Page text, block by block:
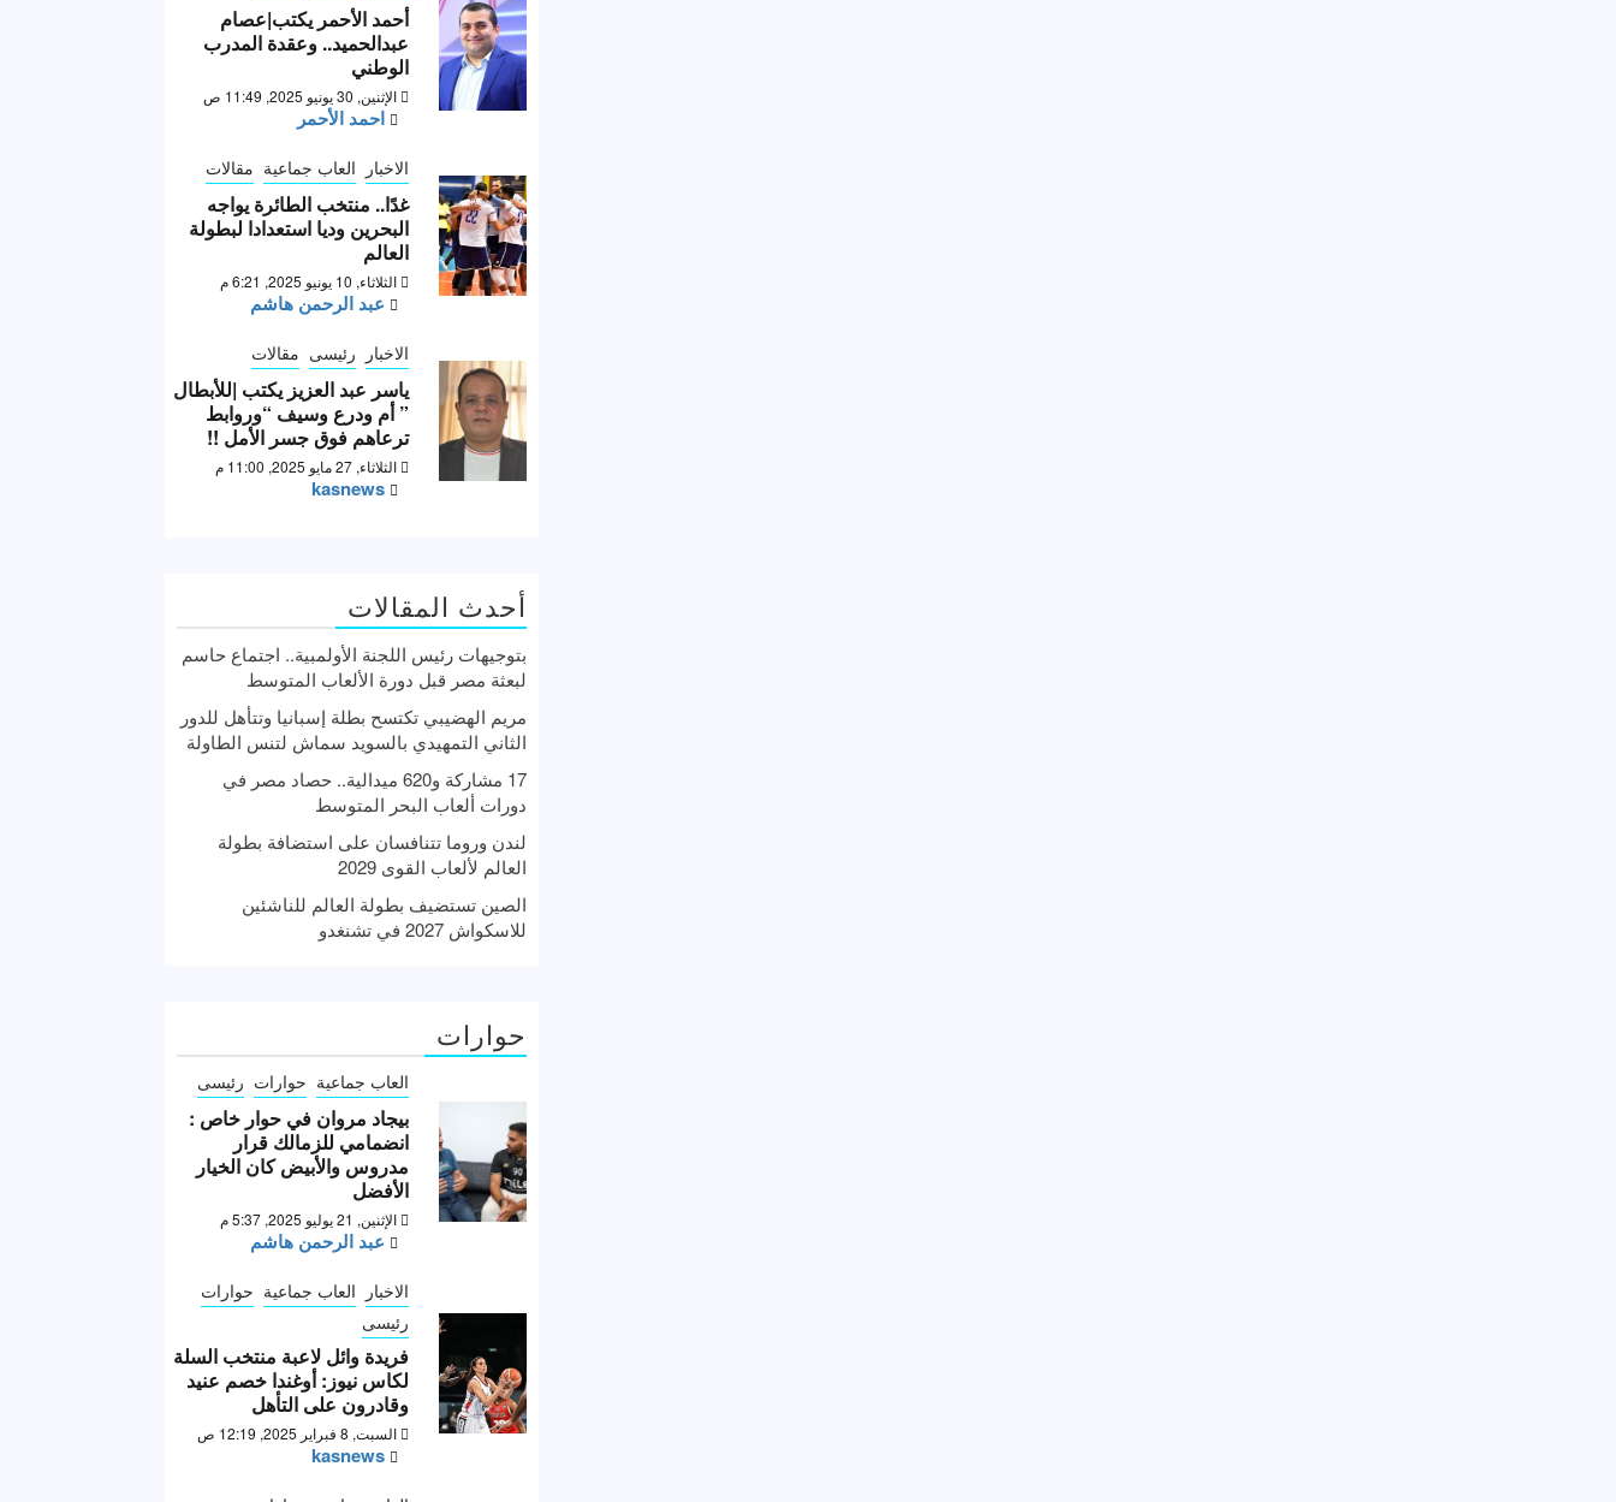
أحمد الأحمر يكتب|عصام
عبدالحميد.. وعقدة المدرب
الوطني
الإثنين, 30 يونيو 2025, 11:49 ص
احمد الأحمر
الاخبار العاب جماعية مقالات
غدًا.. منتخب الطائرة يواجه
البحرين وديا استعدادا لبطولة
العالم
الثلاثاء, 10 يونيو 2025, 6:21 م
عبد الرحمن هاشم
الاخبار رئيسى مقالات
ياسر عبد العزيز يكتب |للأبطال
” أم ودرع وسيف “وروابط
ترعاهم فوق جسر الأمل !!
الثلاثاء, 27 مايو 2025, 11:00 م
kasnews
أحدث المقالات
بتوجيهات رئيس اللجنة الأولمبية.. اجتماع حاسم
لبعثة مصر قبل دورة الألعاب المتوسط
مريم الهضيبي تكتسح بطلة إسبانيا وتتأهل للدور
الثاني التمهيدي بالسويد سماش لتنس الطاولة
17 مشاركة و620 ميدالية.. حصاد مصر في
دورات ألعاب البحر المتوسط
لندن وروما تتنافسان على استضافة بطولة
العالم لألعاب القوى 2029
الصين تستضيف بطولة العالم للناشئين
للاسكواش 2027 في تشنغدو
حوارات
العاب جماعية حوارات رئيسى
بيجاد مروان في حوار خاص :
انضمامي للزمالك قرار
مدروس والأبيض كان الخيار
الأفضل
الإثنين, 21 يوليو 2025, 5:37 م
عبد الرحمن هاشم
الاخبار العاب جماعية حوارات
رئيسى
فريدة وائل لاعبة منتخب السلة
لكاس نيوز: أوغندا خصم عنيد
وقادرون على التأهل
السبت, 8 فبراير 2025, 12:19 ص
kasnews